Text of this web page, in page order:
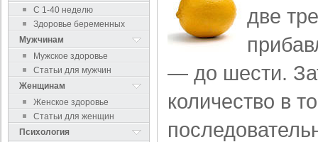
С 1-40 неделю
Здоровье беременных
Мужчинам
Мужское здоровье
Статьи для мужчин
Женщинам
Женское здоровье
Статьи для женщин
Психология
две
— до шести.
количество в